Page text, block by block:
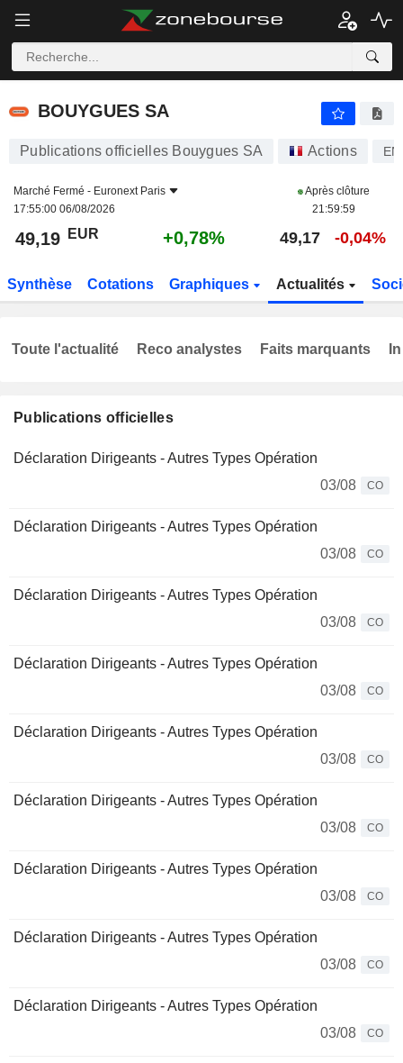
BOUYGUES SA
BOUYGUES SA
Publications officielles Bouygues SA Actions EN
Marché Fermé - Euronext Paris
17:55:00 06/08/2026
Après clôture
21:59:59
49,19 EUR +0,78% 49,17 -0,04%
Synthèse Cotations Graphiques Actualités
Publications officielles
Déclaration Dirigeants - Autres Types Opération
03/08
CO
Déclaration Dirigeants - Autres Types Opération
03/08
CO
Déclaration Dirigeants - Autres Types Opération
03/08
CO
Déclaration Dirigeants - Autres Types Opération
03/08
CO
Déclaration Dirigeants - Autres Types Opération
03/08
CO
Déclaration Dirigeants - Autres Types Opération
03/08
CO
Déclaration Dirigeants - Autres Types Opération
03/08
CO
Déclaration Dirigeants - Autres Types Opération
03/08
CO
Déclaration Dirigeants - Autres Types Opération
03/08
CO
Toute l'actualité Reco analystes Faits marquants